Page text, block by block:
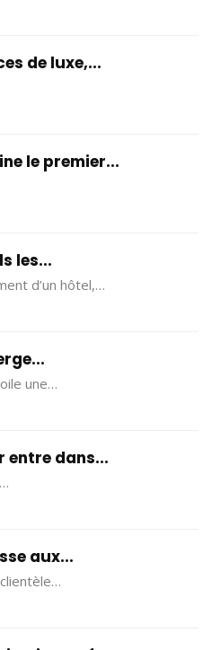
de luxe,...
le premier...
les...
d’un hôtel,…
une…
entre dans...
aux...